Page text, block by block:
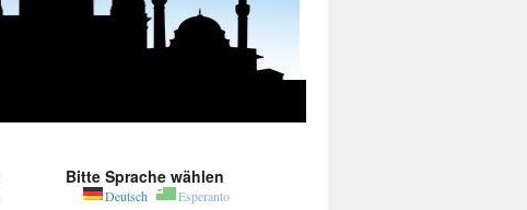
Bitte Sprache wählen
Deutsch Esperanto